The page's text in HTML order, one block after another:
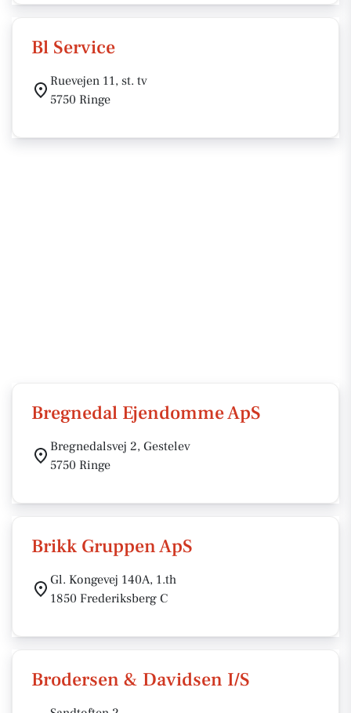
Bl Service
Ruevejen 11, st. tv
5750 Ringe
Bregnedal Ejendomme ApS
Bregnedalsvej 2, Gestelev
5750 Ringe
Brikk Gruppen ApS
Gl. Kongevej 140A, 1.th
1850 Frederiksberg C
Brodersen & Davidsen I/S